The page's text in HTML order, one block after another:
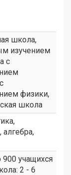
школа,
изучением
с
физики,
школа
алгебра,
900 учащихся
2 - 6